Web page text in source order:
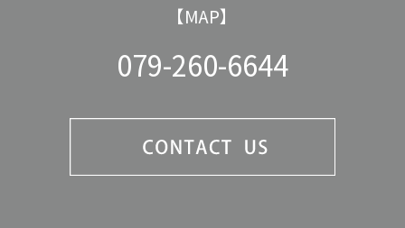
【MAP】
079-260-6644